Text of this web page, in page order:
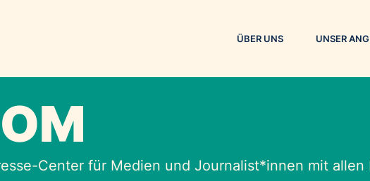
ÜBER UNS UNSER
Center für Medien und Journalist*innen mit